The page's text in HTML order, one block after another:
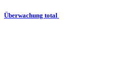
Überwachung total